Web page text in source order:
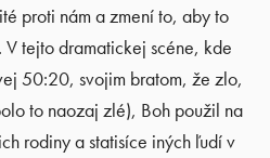
proti nám a zmení to, aby to
tejto dramatickej scéne, kde
50:20, svojim bratom, že zlo,
to naozaj zlé), Boh použil na
rodiny a statisíce iných ľudí v